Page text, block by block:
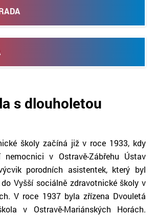
s dlouholetou
školy začíná již v roce 1933, kdy
v Ostravě-Zábřehu Ústav
porodních asistentek, který byl
Vyšší sociálně zdravotnické školy v
V roce 1937 byla zřízena Dvouletá
v Ostravě-Mariánských Horách.